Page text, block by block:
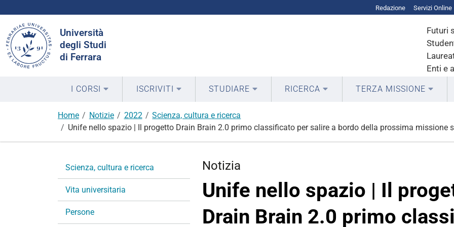
Redazione Servizi Online
Università
degli Studi
di Ferrara
Futuri
Enti e
nel
sito
I CORSI ISCRIVITI STUDIARE RICERCA TERZA MISSIONE
Home Notizie 2022
Scienza, cultura e ricerca
Unife nello spazio | Il progetto Drain Brain 2.0 primo classificato per salire a bordo della prossima missione
Notizia
Unife nello spazio | Il
Drain Brain 2.0 primo
i
a
Scienza, cultura e ricerca
Vita universitaria
Persone